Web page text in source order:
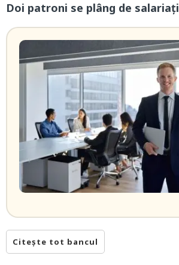
Doi patroni se plâng de salariați
Citește tot bancul